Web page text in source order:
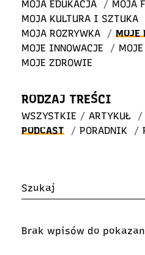
MOJA EDUKACJA
/ MOJA
MOJA KULTURA I SZTUKA
MOJA ROZRYWKA
/ MOJE
MOJE INNOWACJE
/
MOJE ZDROWIE
RODZAJ TREŚCI
WSZYSTKIE / ARTYKUŁ /
PODCAST
/ PORADNIK /
Brak wpisów do